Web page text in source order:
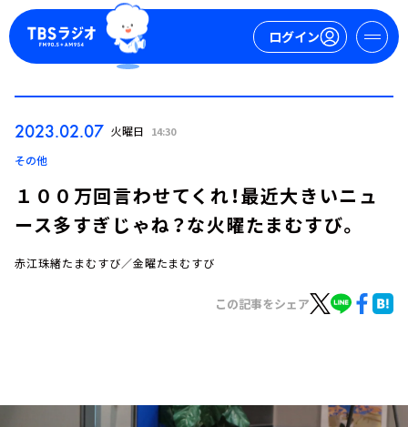
ログイン
2023.02.07 火曜日 14:30
その他
１００万回言わせてくれ！最近大きいニュ
ース多すぎじゃね？な火曜たまむすび。
赤江珠緒たまむすび／金曜たまむすび
この記事をシェア